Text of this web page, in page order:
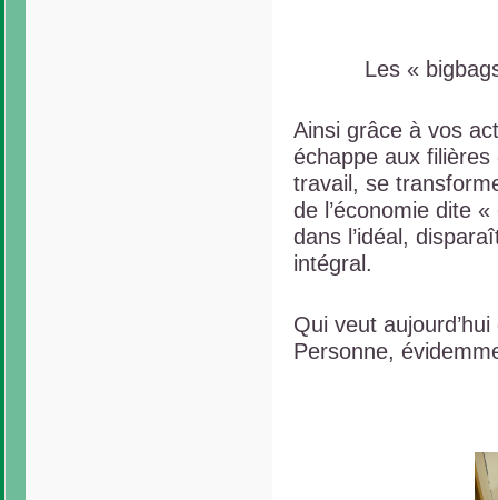
Les «
Ainsi grâce à vos
échappe aux
travail, se
de l’économie dite
dans l’idéal,
intégral.
Qui veut
Personne,